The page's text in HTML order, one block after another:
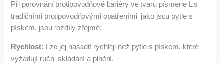
Při porovnání protipovodňové bariéry ve tvaru písmene L s
tradičními protipovodňovými opatřeními, jako jsou pytle s
pískem, jsou rozdíly zřejmé:
Rychlost: Lze jej nasadit rychleji než pytle s pískem, které
vyžadují ruční skládání a plnění.